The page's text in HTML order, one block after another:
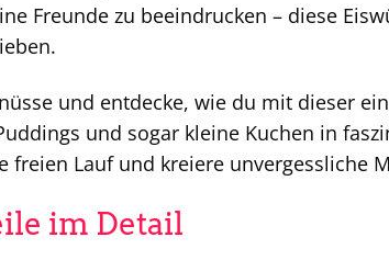
Freunde zu beeindrucken – diese
und entdecke, wie du mit dieser
und sogar kleine Kuchen in
freien Lauf und kreiere unvergessliche
im Detail